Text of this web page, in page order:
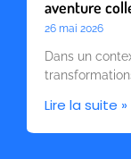
aventure
26 mai 2026
Dans un
Lire la suite »